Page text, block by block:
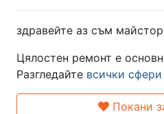
здравейте аз съм
Цялостен ремонт е
Разгледайте всички
Покани